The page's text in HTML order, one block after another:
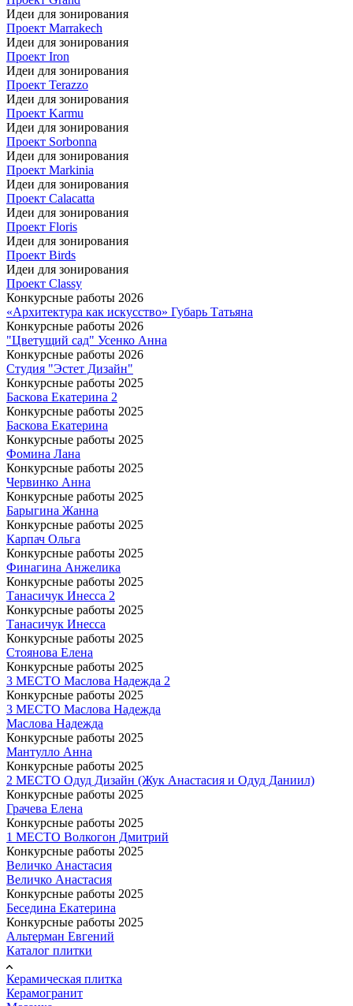
Идеи для зонирования
Проект Marrakech
Идеи для зонирования
Проект Iron
Идеи для зонирования
Проект Terazzo
Идеи для зонирования
Проект Karmu
Идеи для зонирования
Проект Sorbonna
Идеи для зонирования
Проект Markinia
Идеи для зонирования
Проект Calacatta
Идеи для зонирования
Проект Floris
Идеи для зонирования
Проект Birds
Идеи для зонирования
Проект Classy
Конкурсные работы 2026
«Архитектура как искусство» Губарь Татьяна
Конкурсные работы 2026
"Цветущий сад" Усенко Анна
Конкурсные работы 2026
Студия "Эстет Дизайн"
Конкурсные работы 2025
Баскова Екатерина 2
Конкурсные работы 2025
Баскова Екатерина
Конкурсные работы 2025
Фомина Лана
Конкурсные работы 2025
Червинко Анна
Конкурсные работы 2025
Барыгина Жанна
Конкурсные работы 2025
Карпач Ольга
Конкурсные работы 2025
Финагина Анжелика
Конкурсные работы 2025
Танасичук Инесса 2
Конкурсные работы 2025
Танасичук Инесса
Конкурсные работы 2025
Стоянова Елена
Конкурсные работы 2025
3 МЕСТО Маслова Надежда 2
Конкурсные работы 2025
3 МЕСТО Маслова Надежда
Маслова Надежда
Конкурсные работы 2025
Мантулло Анна
Конкурсные работы 2025
2 МЕСТО Одуд Дизайн (Жук Анастасия и Одуд Даниил)
Конкурсные работы 2025
Грачева Елена
Конкурсные работы 2025
1 МЕСТО Волкогон Дмитрий
Конкурсные работы 2025
Величко Анастасия
Величко Анастасия
Конкурсные работы 2025
Беседина Екатерина
Конкурсные работы 2025
Альтерман Евгений
Каталог плитки
Керамическая плитка
Керамогранит